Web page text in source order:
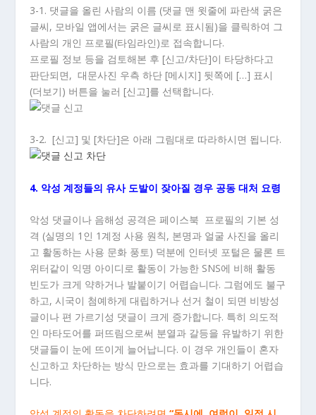
3-1. 댓글을 올린 사람의 이름 (댓글 맨 윗줄에 파란색 굵은
글씨, 모바일 앱에서는 굵은 글씨로 표시됨)을 클릭하여 그
사람의 개인 프로필(타임라인)로 접속합니다.
프로필 정보 등을 검토해본 후 [신고/차단]이 타당하다고
판단되면, 대문사진 우측 하단 [메시지] 뒷쪽에 […] 표시
(더보기) 버튼을 눌러 [신고]를 선택합니다.
3-2. [신고] 및 [차단]은 아래 그림대로 따라하시면 됩니다.
4. 악성 계정들의 유사 도발이 잦아질 경우 공동 대처 요령
악성 댓글이나 음해성 공격은 페이스북 프로필의 기본 성
격 (실명의 1인 1계정 사용 원칙, 본명과 얼굴 사진을 올리
고 활동하는 사용 문화 풍토) 덕분에 인터넷 포털은 물론 트
위터같이 익명 아이디로 활동이 가능한 SNS에 비해 활동
빈도가 크게 약하거나 발붙이기 어렵습니다. 그럼에도 불구
하고, 시국이 첨예하게 대립하거나 선거 철이 되면 비방성
글이나 편 가르기성 댓글이 크게 증가합니다. 특히 의도적
인 마타도어를 퍼뜨림으로써 분열과 갈등을 유발하기 위한
댓글들이 눈에 뜨이게 늘어납니다. 이 경우 개인들이 혼자
신고하고 차단하는 방식 만으로는 효과를 기대하기 어렵습
니다.